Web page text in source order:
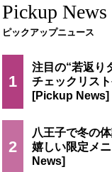
Pickup News
ピックアップニュース
1
注目の“若返り
チェックリス
2
八王子で冬の
嬉しい限定メ